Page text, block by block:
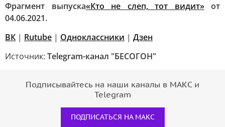
Фрагмент выпуска«Кто не слеп, тот видит»от
04.06.2021.
ВК | Rutube | Одноклассники | Дзен
Источник: Telegram-канал "БЕСОГОН"
Подписывайтесь на наши каналы в МАКС и
Telegram
ПОДПИСАТЬСЯ НА МАКС